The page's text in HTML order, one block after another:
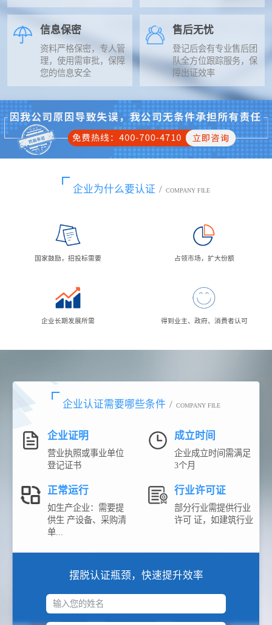
信息保密
资料严格保密，专人管
理，使用需审批，保障
您的信息安全
售后无忧
登记后会有专业售后团
队全方位跟踪服务，保
障出证效率
企业为什么要认证 / COMPANY FILE
国家鼓励，招投标需要 占领市场，扩大份额
企业长期发展所需 得到业主、政府、消费者认可
企业认证需要哪些条件 / COMPANY FILE
企业证明
营业执照或事业单位
登记证书
成立时间
企业成立时间需满足
3个月
正常运行
如生产企业：需要提
供生 产设备、采购清
单...
行业许可证
部分行业需提供行业
许可 证，如建筑行业
摆脱认证瓶颈，快速提升效率
输入您的姓名